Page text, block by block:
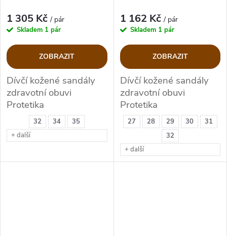
32 34
35
+ další
1 305 Kč/ pár
Skladem 1 pár
ZOBRAZIT
Dívčí kožené sandály
zdravotní obuvi
Protetika
27 28 29 30
31
32
+ další
1 162 Kč/ pár
Skladem 1 pár
ZOBRAZIT
Dívčí kožené sandály
zdravotní obuvi
Protetika